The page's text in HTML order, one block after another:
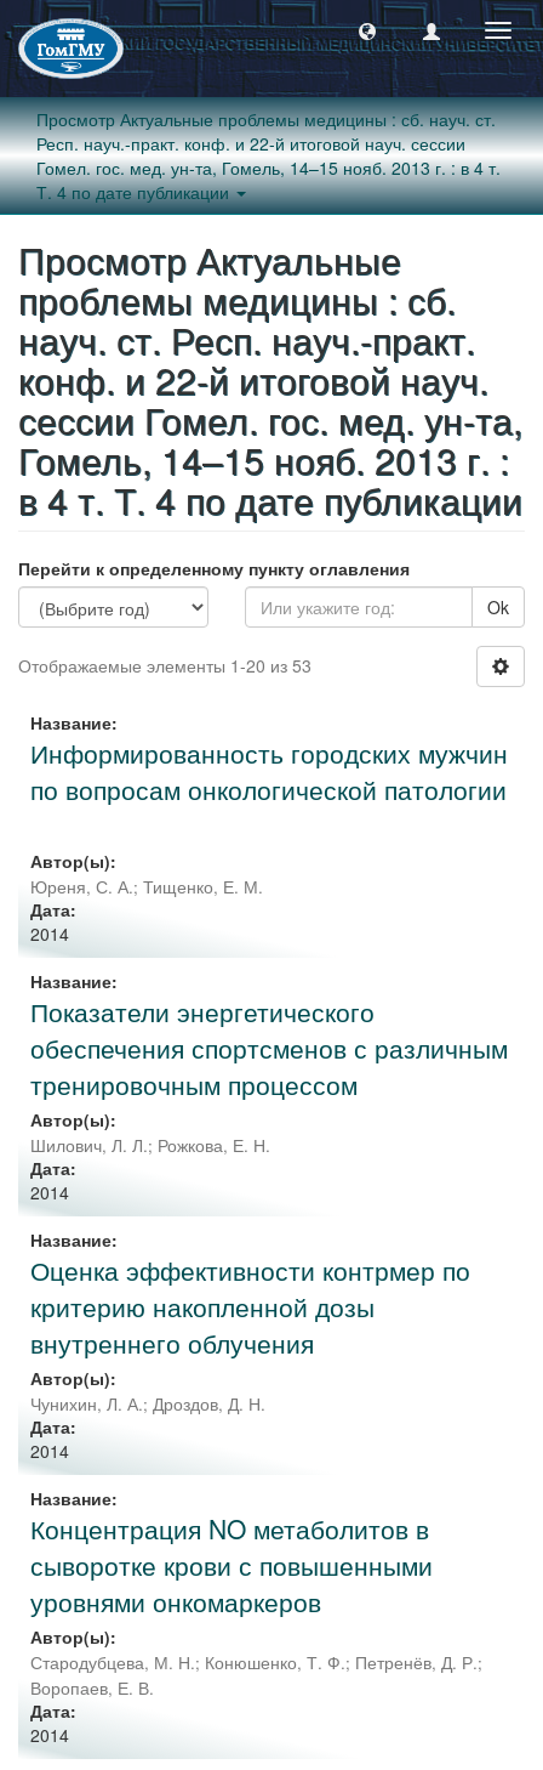
Просмотр Актуальные проблемы медицины : сб. науч. ст.
Респ. науч.-практ. конф. и 22-й итоговой науч. сессии
Гомел. гос. мед. ун-та, Гомель, 14–15 нояб. 2013 г. : в 4 т.
Т. 4 по дате публикации
Просмотр Актуальные
проблемы медицины : сб.
науч. ст. Респ. науч.-практ.
конф. и 22-й итоговой науч.
сессии Гомел. гос. мед. ун-та,
Гомель, 14–15 нояб. 2013 г. :
в 4 т. Т. 4 по дате публикации
Перейти к определенному пункту оглавления
Ok
Отображаемые элементы 1-20 из 53
Название:
Информированность городских мужчин
по вопросам онкологической патологии
Автор(ы):
Юреня, С. А.; Тищенко, Е. М.
Дата:
2014
Название:
Показатели энергетического
обеспечения спортсменов с различным
тренировочным процессом
Автор(ы):
Шилович, Л. Л.; Рожкова, Е. Н.
Дата:
2014
Название:
Оценка эффективности контрмер по
критерию накопленной дозы
внутреннего облучения
Автор(ы):
Чунихин, Л. А.; Дроздов, Д. Н.
Дата:
2014
Название:
Концентрация NO метаболитов в
сыворотке крови с повышенными
уровнями онкомаркеров
Автор(ы):
Стародубцева, М. Н.; Конюшенко, Т. Ф.; Петренёв, Д. Р.;
Воропаев, Е. В.
Дата:
2014